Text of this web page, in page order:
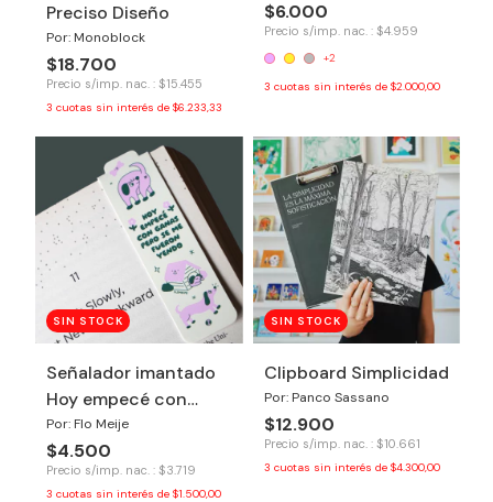
Preciso Diseño
Por: Monoblock
$18.700
Precio s/imp. nac. : $15.455
3 cuotas sin interés de $6.233,33
$6.000
Precio s/imp. nac. : $4.959
+2
3 cuotas sin interés de $2.000,00
SIN STOCK
Señalador imantado
Hoy empecé con
ganas
Por: Flo Meije
$4.500
Precio s/imp. nac. : $3.719
3 cuotas sin interés de $1.500,00
SIN STOCK
Clipboard Simplicidad
Por: Panco Sassano
$12.900
Precio s/imp. nac. : $10.661
3 cuotas sin interés de $4.300,00